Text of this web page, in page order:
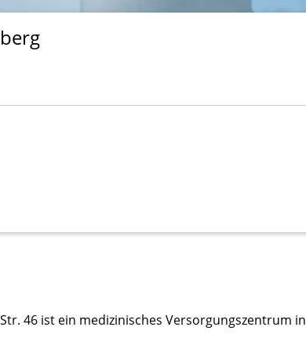
46 ist ein medizinisches Versorgungszentrum in